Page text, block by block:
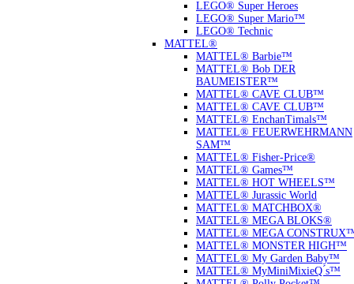
LEGO® Super Heroes
LEGO® Super Mario™
LEGO® Technic
MATTEL®
MATTEL® Barbie™
MATTEL® Bob DER
BAUMEISTER™
MATTEL® CAVE CLUB™
MATTEL® CAVE CLUB™
MATTEL® EnchanTimals™
MATTEL® FEUERWEHRMANN
SAM™
MATTEL® Fisher-Price®
MATTEL® Games™
MATTEL® HOT WHEELS™
MATTEL® Jurassic World
MATTEL® MATCHBOX®
MATTEL® MEGA BLOKS®
MATTEL® MEGA
MATTEL® MONSTER HIGH™
MATTEL® My Garden Baby™
MATTEL® MyMiniMixieQ ́s™